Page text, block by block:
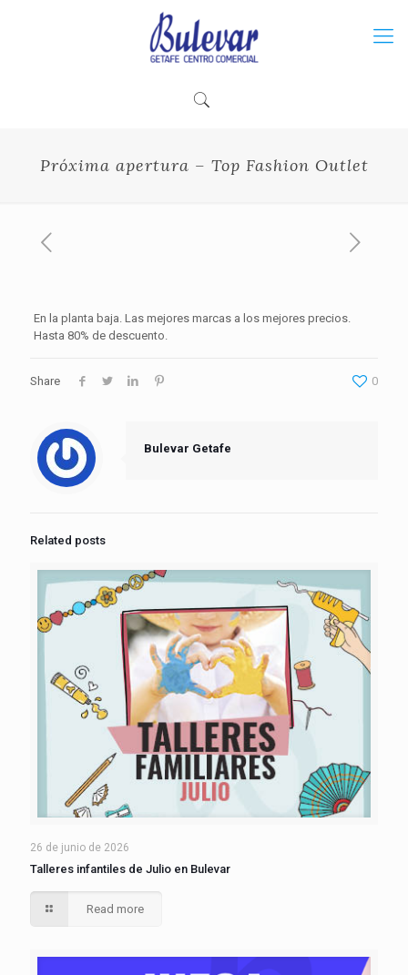
Próxima apertura – Top Fashion Outlet
En la planta baja. Las mejores marcas a los mejores precios.
Hasta 80% de descuento.
Share 0
Bulevar Getafe
Related posts
26 de junio de 2026
Talleres infantiles de Julio en Bulevar
Read more